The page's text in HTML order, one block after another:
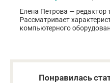
Елена Петрова — редактор
Рассматривает
компьютерного
Понравилась